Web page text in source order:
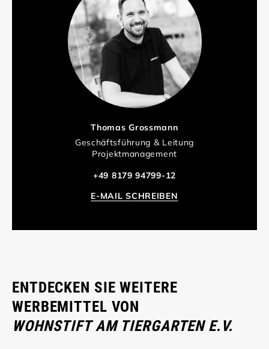
Thomas Grossmann
Geschäftsführung & Leitung
Projektmanagement
+49 8179 94799-12
E-MAIL SCHREIBEN
ENTDECKEN SIE WEITERE
WERBEMITTEL VON
WOHNSTIFT AM TIERGARTEN E.V.